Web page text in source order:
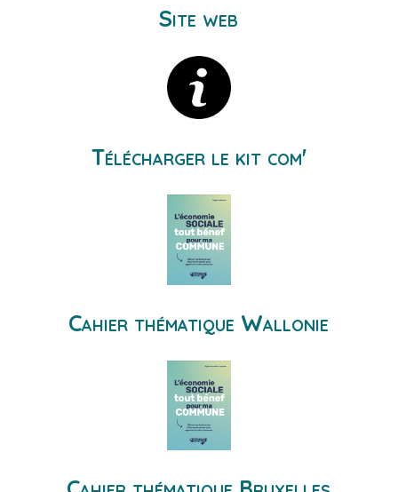
Site web
Télécharger le kit com'
Cahier thématique Wallonie